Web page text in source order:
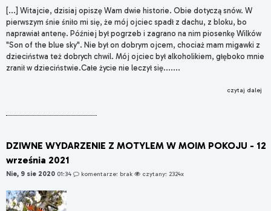
[...] Witajcie, dzisiaj opiszę Wam dwie historie. Obie dotyczą snów. W
pierwszym śnie śniło mi się, że mój ojciec spadł z dachu, z bloku, bo
naprawiał antenę. Później był pogrzeb i zagrano na nim piosenkę Wilków
"Son of the blue sky". Nie był on dobrym ojcem, chociaż mam migawki z
dzieciństwa też dobrych chwil. Mój ojciec był alkoholikiem, głęboko mnie
zranił w dzieciństwie.Całe życie nie leczył się.......
czytaj dalej
DZIWNE WYDARZENIE Z MOTYLEM W MOIM POKOJU - 12
września 2021
Nie, 9 sie 2020 01:34 komentarze: brak czytany: 2324x